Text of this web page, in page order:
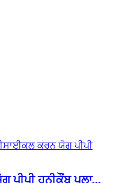
ਪੀਪੀ ਹਨੀਕੌਂਬ ਪਲਾ...